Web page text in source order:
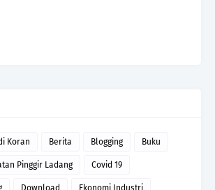
Koran Berita Blogging Buku
Pinggir Ladang Covid 19
Download Ekonomi Industri